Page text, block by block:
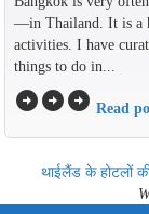
—in Thailand. It is a
activities. I have
things to do in...
arrow_circle_rightarrow_circle_rightarrow_circle_right Read
थाईलैंड के होटलों